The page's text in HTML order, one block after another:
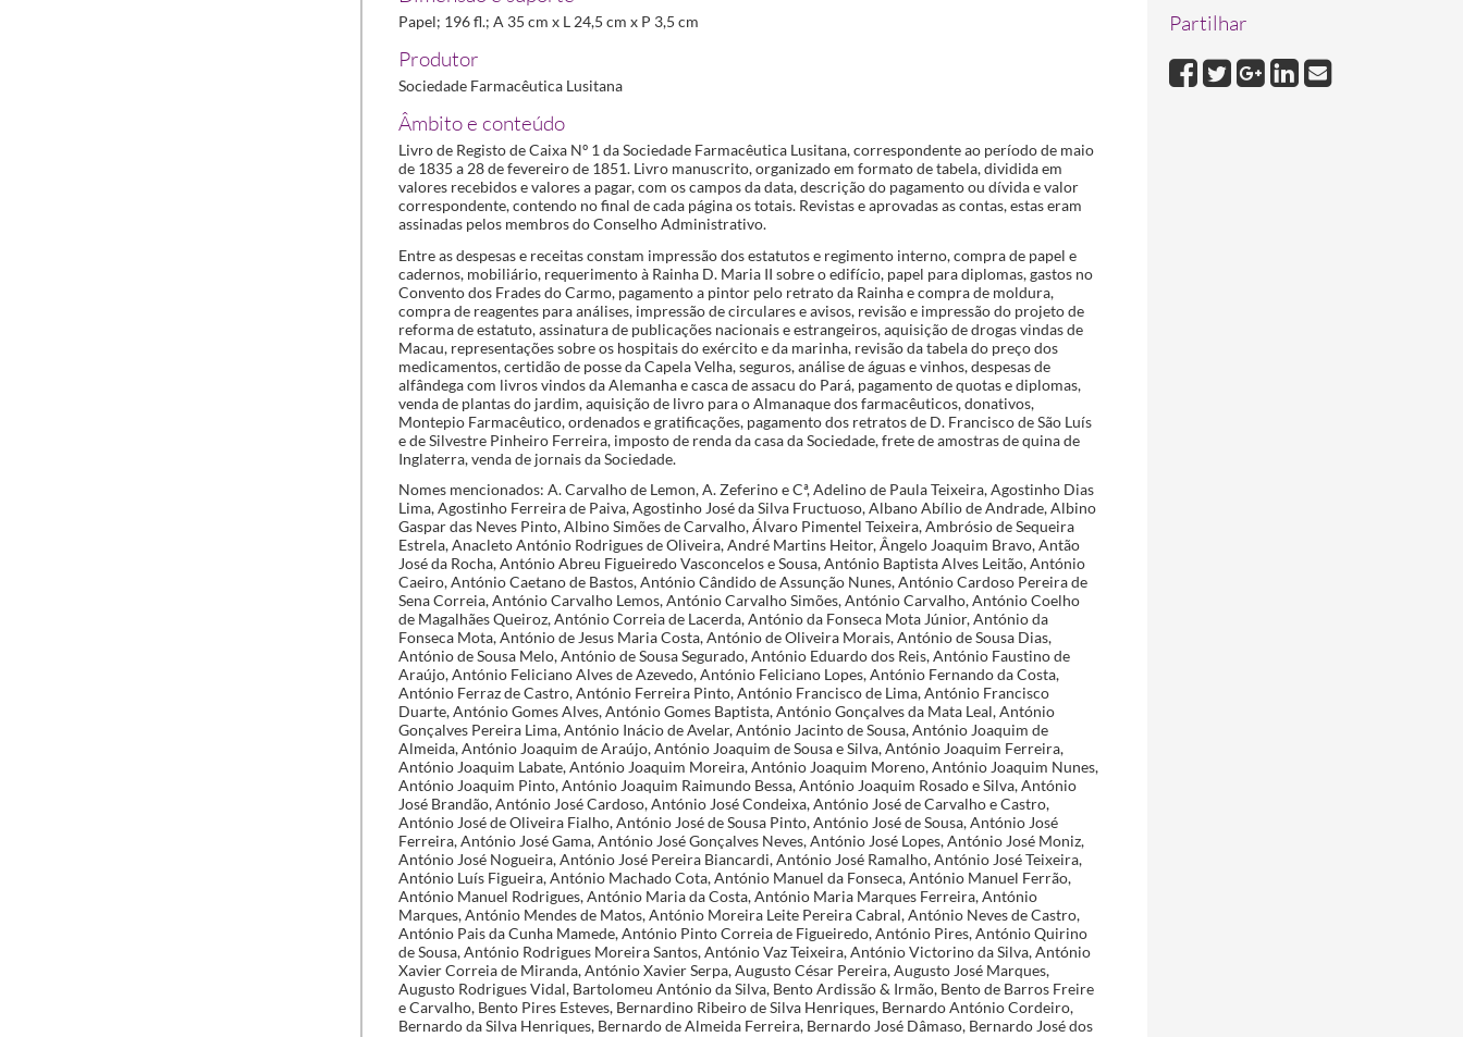
Partilhar
Papel; 196 fl.; A 35 cm x L 24,5 cm x P 3,5 cm
Produtor
Sociedade Farmacêutica Lusitana
Âmbito e conteúdo
Livro de Registo de Caixa Nº 1 da Sociedade Farmacêutica Lusitana, correspondente ao período de maio
de 1835 a 28 de fevereiro de 1851. Livro manuscrito, organizado em formato de tabela, dividida em
valores recebidos e valores a pagar, com os campos da data, descrição do pagamento ou dívida e valor
correspondente, contendo no final de cada página os totais. Revistas e aprovadas as contas, estas eram
assinadas pelos membros do Conselho Administrativo.
Entre as despesas e receitas constam impressão dos estatutos e regimento interno, compra de papel e
cadernos, mobiliário, requerimento à Rainha D. Maria II sobre o edifício, papel para diplomas, gastos no
Convento dos Frades do Carmo, pagamento a pintor pelo retrato da Rainha e compra de moldura,
compra de reagentes para análises, impressão de circulares e avisos, revisão e impressão do projeto de
reforma de estatuto, assinatura de publicações nacionais e estrangeiros, aquisição de drogas vindas de
Macau, representações sobre os hospitais do exército e da marinha, revisão da tabela do preço dos
medicamentos, certidão de posse da Capela Velha, seguros, análise de águas e vinhos, despesas de
alfândega com livros vindos da Alemanha e casca de assacu do Pará, pagamento de quotas e diplomas,
venda de plantas do jardim, aquisição de livro para o Almanaque dos farmacêuticos, donativos,
Montepio Farmacêutico, ordenados e gratificações, pagamento dos retratos de D. Francisco de São Luís
e de Silvestre Pinheiro Ferreira, imposto de renda da casa da Sociedade, frete de amostras de quina de
Inglaterra, venda de jornais da Sociedade.
Nomes mencionados: A. Carvalho de Lemon, A. Zeferino e Cª, Adelino de Paula Teixeira, Agostinho Dias Lima, Agostinho Ferreira de Paiva, Agostinho José da Silva Fructuoso, Albano Abílio de Andrade, Albino Gaspar das Neves Pinto, Albino Simões de Carvalho, Álvaro Pimentel Teixeira, Ambrósio de Sequeira Estrela, Anacleto António Rodrigues de Oliveira, André Martins Heitor, Ângelo Joaquim Bravo, Antão José da Rocha, António Abreu Figueiredo Vasconcelos e Sousa, António Baptista Alves Leitão, António Caeiro, António Caetano de Bastos, António Cândido de Assunção Nunes, António Cardoso Pereira de Sena Correia, António Carvalho Lemos, António Carvalho Simões, António Carvalho, António Coelho de Magalhães Queiroz, António Correia de Lacerda, António da Fonseca Mota Júnior, António da Fonseca Mota, António de Jesus Maria Costa, António de Oliveira Morais, António de Sousa Dias, António de Sousa Melo, António de Sousa Segurado, António Eduardo dos Reis, António Faustino de Araújo, António Feliciano Alves de Azevedo, António Feliciano Lopes, António Fernando da Costa, António Ferraz de Castro, António Ferreira Pinto, António Francisco de Lima, António Francisco Duarte, António Gomes Alves, António Gomes Baptista, António Gonçalves da Mata Leal, António Gonçalves Pereira Lima, António Inácio de Avelar, António Jacinto de Sousa, António Joaquim de Almeida, António Joaquim de Araújo, António Joaquim de Sousa e Silva, António Joaquim Ferreira, António Joaquim Labate, António Joaquim Moreira, António Joaquim Moreno, António Joaquim Nunes, António Joaquim Pinto, António Joaquim Raimundo Bessa, António Joaquim Rosado e Silva, António José Brandão, António José Cardoso, António José Condeixa, António José de Carvalho e Castro, António José de Oliveira Fialho, António José de Sousa Pinto, António José de Sousa, António José Ferreira, António José Gama, António José Gonçalves Neves, António José Lopes, António José Moniz, António José Nogueira, António José Pereira Biancardi, António José Ramalho, António José Teixeira, António Luís Figueira, António Machado Cota, António Manuel da Fonseca, António Manuel Ferrão, António Manuel Rodrigues, António Maria da Costa, António Maria Marques Ferreira, António Marques, António Mendes de Matos, António Moreira Leite Pereira Cabral, António Neves de Castro, António Pais da Cunha Mamede, António Pinto Correia de Figueiredo, António Pires, António Quirino de Sousa, António Rodrigues Moreira Santos, António Vaz Teixeira, António Victorino da Silva, António Xavier Correia de Miranda, António Xavier Serpa, Augusto César Pereira, Augusto José Marques, Augusto Rodrigues Vidal, Bartolomeu António da Silva, Bento Ardissão & Irmão, Bento de Barros Freire e Carvalho, Bento Pires Esteves, Bernardino Ribeiro de Silva Henriques, Bernardo António Cordeiro, Bernardo da Silva Henriques, Bernardo de Almeida Ferreira, Bernardo José Dâmaso, Bernardo José dos Reis, Bernardo José Ferreira de Sousa, Bernardo José Gonçalves, Caetano João de Almeida e Silva, Camilo Raimundo Ramalho, Cândido José de Carvalho e Castro, Carlos André Pinto, Carlos das Dores Lourenço, Carlos Gomes Barreto, Carlos Maria Monteiro Freire, Cipriano Joaquim de Sousa e Silva, Clemente José Rodrigues Teixeira Viçoso, Clementino de Sousa, Conde do Farrobo, Constantino António do Sobral, Constantino José Veloso, Crispim José dos Santos, Cristóvão Maria dos Santos, Custódio José Moreira de Carvalho, Daniel Joaquim Ribeiro, Daniel José da Costa Leão, Domingos Caetano de Figueiredo, Domingos José Afonso Pinto Pereira, Eduardo Joaquim Ferreira, Ernesto de Santa Anna da Cunha Castelo Branco, Estanislau José de Lemos, Eugénio Inácio dos Santos, Eugénio Joaquim dos Santos, Eugénio Rodrigues de Oliveira, Eusébio António Gomes, Eusébio Pimentel Tavares, Felisberto do Espírito Santo Trigo Ribeiro, Félix Pereira de Magalhães, Filipe Fernandes Calçado, Filipe José Grilo, Filipe Manuel Pereira de Figueiredo, Fortunato Rafael Gameiro, Francisco António Alves de Azevedo, Francisco António Carvalho Abreu, Francisco António da Silva Grenho, Francisco António da Silva Lemos, Francisco António de Figueiredo, Francisco António Frazão, Francisco António Pereira Vaz, Francisco Barata Nogueira, Francisco Bernardo da Cunha Barros, Francisco Bernardo dos Santos, Francisco Bernardo Pimentel, Francisco Caetano Pedrosa, Francisco César Pereira, Francisco da Costa Soares, Francisco da Silva Monteiro e Castro, Francisco de Paula Baçan, Francisco de Paula Campos, Francisco do Desterro e Assunção, Francisco Eugénio da Silva Barros, Francisco Fortunato de Assis, Francisco Henriques, Francisco Inácio de Mira Rosa, Francisco José da Silva, Francisco José da Silveira, Francisco José Faure, Francisco José Moreira, Francisco José Pereira Bastos, Francisco José Rodrigues Loureiro, Francisco José Wenceslau Franco, Francisco Luís Gonçalves, Francisco Martins Coelho, Francisco Mendes Leal Cardoso Júnior, Francisco Pereira da Fonseca, Francisco Pereira de Amorim Vasconcelos, Francisco Pinto de Leão, Francisco Pinto de Sousa Carvalho Coelho, Francisco Silvestre Rego, Francisco Tavares de Medeiros, Francisco Xavier Coelho, Francisco Xavier de Sousa, Frederico José Barreira Lima, Frederico José da Silva Nobreza, Frederico José Saucedo, Gerardo José de Nóbrega, Gonçalo Monteiro Ferraz, Gregório de Sousa Pereira, Guilherme António Peres, Guilherme Cannon Morley, Henrique Elias Neves, Henrique José de Carvalho e Castro, Henrique José de Sousa Telles, Hermenegildo Carril Barbosa, Inácio José de Carvalho, Inácio José Franco, Inácio José Pereira das Neves, Isabel Loureiro Biester, Isidoro da Costa, Isidoro José de Almeida, Isidoro José Gonçalves, Jacinto Luís Meireles, Jacinto Rodrigues da Paz, Januário José da Silva, Jerónimo de Belém Silveira, Jerónimo Honorato de Oliveira Franco, Jerónimo Manuel Nogueira, Jerónimo Pereira de Azevedo, Jerónimo Vicente de Palma, João Agostinho Ferreira Chaves, João António de Oliveira e Silva, João António Leite, João Augusto Penedo, João Baptista Ribeiro, João Cardoso Aires Júnior, João Crisóstomo de Almeida, João Crisóstomo Fonseca Souto, João Crisóstomo Pereira Barroso, João da Penha Coutinho, João de Deus Baptista, João de Sousa Brito, João do Menino Jesus Vilar, João dos Santos Pais, João Evangelista Guerreiro, João Evangelista Pinto Costa, João Fortunato Leitão Júnior, João Fortunato Monteiro, João Francisco Maceira, João Isidoro Ferreira de Andrade, João José Alves de Azevedo, João José Carreira dos Santos, João José Clamopin Durand, João José da Silva Júnior, João José de Oliveira Pais, João José de Sousa Magalhães, João José de Sousa Ramos, João José de Sousa Telles, João José de Sousa, João José Jara, João José Robalo, João José Walter, João Manuel da Costa Pereira Carvalho, João Manuel da Luz Silva, João Manuel Lopes Belém, João Manuel Ogando, João Manuel Ribeiro de Abreu, João Maria Manaças, João Maria Xavier, João Norberto da Silva, João Pedroso Guimarães da Silva, João Quintino de Avelar, João Rodrigues Viana, João Rodrigues, João Vicente da Silva Fragoso, João Vicente Teixeira da Cunha, Joaquim Alexandre Borel, Joaquim António Ferreira, Joaquim António Pinto, Joaquim António Torres, Joaquim Augusto da Costa Ricardino, Joaquim Baptista de Sequeira, Joaquim Correia Botelho, Joaquim da Conceição Carreira, Joaquim da Costa Júnior, Joaquim da Costa Neves, Joaquim da Silva Gomes, Joaquim da Silva Leite, Joaquim Daniel Lopes, Joaquim das Neves Júnior, Joaquim de Sena Galvão, Joaquim de Sousa Raposo, Joaquim Ferreira Norberto, Joaquim Gonçalves Nobre, Joaquim Inácio de Oliveira Franco, Joaquim Inácio Ribeiro, Joaquim Inácio Sobrinho, Joaquim José da Veiga, Joaquim José de Almeida, Joaquim José de Queirós e Silva, Joaquim José Migueis, Joaquim José Rodrigues Vieira, Joaquim José Roquete, Joaquim Lopes Lobão, Joaquim Luís Ferreira, Joaquim Miguel dos Santos, Joaquim Neto de Oliveira, Joaquim Nunes Barbosa, Joaquim Pedro Ferreira da Silva, Joaquim Policarpo Teixeira de Lemos, Joaquim Rodrigues Belo, Joaquim Rodrigues da Fonseca, Joaquim Teixeira Duarte Sampaio, Joaquim Teotónio Segurado, Joaquim Vicente da Silva, Jordão José Fragoso, José Acúrcio Carvalho de Macedo, José Adriano Vinha Marques, José Agostinho de Carvalho Júnior, José Alexandre Rodrigues, José António Cunha, José António da Rocha, José António de Araújo, José António de Oliveira, José António Lopes, José António Martins, José António Quirino Chaves, José António Silvério Rodrigues Cardoso, José António Teixeira, José Baptista Pereira, José Baptista Sobrinho, José Barata Godinho, José Bernardo Pinto Saraiva, José da Costa e Silva, José da Cunha e Oliveira, José Dionísio Correia, José do Amaral Castelo Branco, José do Carmo e Figueiredo, José dos Prazeres Batalhoz, José Faustino Gomes, José Félix Ferreira, José Fernandes da Graça Maldonado, José Fernandes, José Ferreira da Silva, José Francisco de Carvalho, José Francisco Ferreira Dinis Sampaio, José Higino da Cunha, José Joaquim Alves de Azevedo, José Joaquim de Carvalho, José Joaquim de Gouveia, José Joaquim de Miranda, José Joaquim de Oliveira, José Joaquim Vieira Mendes, José Lino Baptista da Costa, José Lopes Tavares, José Lúcio Monteiro, José Manuel de Castro, José Marcelino Borges, José Marciano Correia Belles, José Maria Baptista Coelho, José Maria Barral, José Maria Barreto Borges, José Maria Botto, José Maria da Silva Dinis, José Maria de Andrade, José Maria de Campos, José Maria de Carvalho e Silva, José Maria Ferreira, José Maria Lobo Coelho Gonçalves, José Maria Pinto, José Maria Rebocho Fialho Mendonça, José Martins Pereira e Crespo, José Martins Pereira, José Mendes de Assunção, José Mendes dos Santos, José Menendez Quintero, José Moreira de Carvalho, José Pedro Henriques Barbosa, José Pereira Coelho da Silva, José Pereira de Azevedo, José Ribeiro de Carvalho Reis, José Ribeiro Guimarães Drack, José Rodrigues Ferreira, José Rodrigues Vidal Júnior, José Sebastião Lopes, José Simões de Carvalho, José Tedeschi, José Timóteo Cândido d